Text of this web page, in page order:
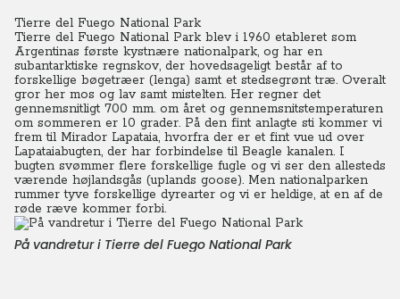
Tierre del Fuego National Park
Tierre del Fuego National Park blev i 1960 etableret som
Argentinas første kystnære nationalpark, og har en
subantarktiske regnskov, der hovedsageligt består af to
forskellige bøgetræer (lenga) samt et stedsegrønt træ. Overalt
gror her mos og lav samt mistelten. Her regner det
gennemsnitligt 700 mm. om året og gennemsnitstemperaturen
om sommeren er 10 grader. På den fint anlagte sti kommer vi
frem til Mirador Lapataia, hvorfra der er et fint vue ud over
Lapataiabugten, der har forbindelse til Beagle kanalen. I
bugten svømmer flere forskellige fugle og vi ser den allesteds
værende højlandsgås (uplands goose). Men nationalparken
rummer tyve forskellige dyrearter og vi er heldige, at en af de
røde ræve kommer forbi.
På vandretur i Tierre del Fuego National Park